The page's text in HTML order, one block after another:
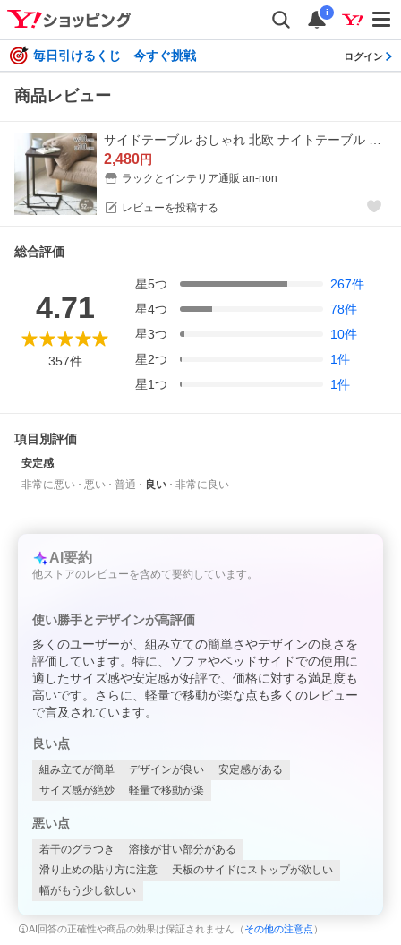
i
毎日引けるくじ 今すぐ挑戦 ログイン
商品レビュー
2,480円
ラックとインテリア通販 an-non
レビューを投稿する
総合評価
4.71
357件
星5つ 267件
星4つ 78件
星3つ 10件
星2つ 1件
星1つ 1件
項目別評価
安定感
非常に悪い
悪い 普通 良い 非常に良い
AI要約
他ストアのレビューを含めて要約しています。
使い勝手とデザインが高評価
多くのユーザーが、組み立ての簡単さやデザインの良さを
評価しています。特に、ソファやベッドサイドでの使用に
適したサイズ感や安定感が好評で、価格に対する満足度も
高いです。さらに、軽量で移動が楽な点も多くのレビュー
で言及されています。
良い点
組み立てが簡単 デザインが良い
安定感がある
サイズ感が絶妙
軽量で移動が楽
悪い点
若干のグラつき
溶接が甘い部分がある
滑り止めの貼り方に注意
天板のサイドにストップが欲しい
幅がもう少し欲しい
AI回答の正確性や商品の効果は保証されません（ その他の注意点 ）